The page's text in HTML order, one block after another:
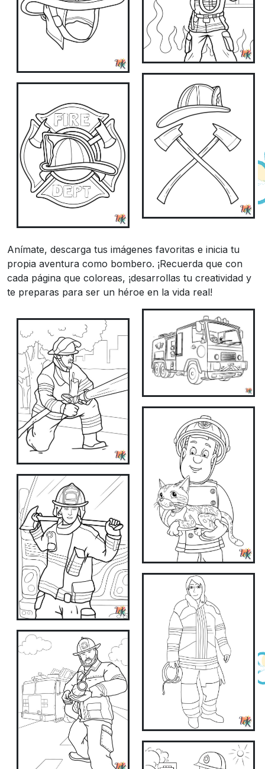
Anímate, descarga tus imágenes favoritas e inicia tu
propia aventura como bombero. ¡Recuerda que con
cada página que coloreas, ¡desarrollas tu creatividad y
te preparas para ser un héroe en la vida real!